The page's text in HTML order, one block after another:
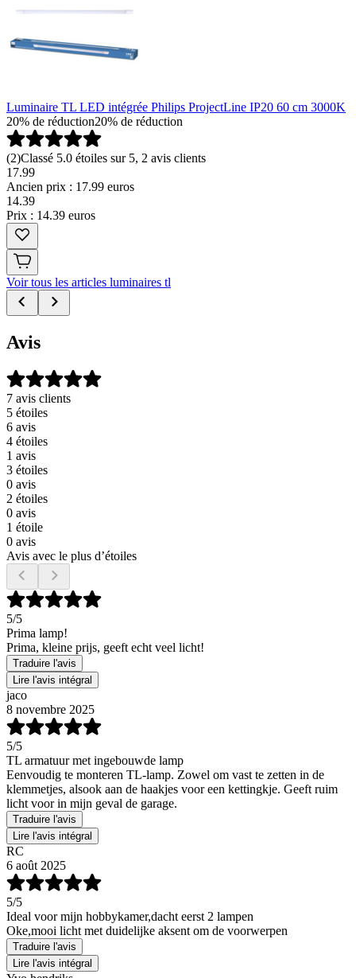
Luminaire TL LED intégrée Philips ProjectLine IP20 60 cm 3000K
20% de réduction20% de réduction
(2)Classé 5.0 étoiles sur 5, 2 avis clients
17.99
Ancien prix : 17.99 euros
14.39
Prix : 14.39 euros
Voir tous les articles luminaires tl
Avis
7 avis clients
5 étoiles
6 avis
4 étoiles
1 avis
3 étoiles
0 avis
2 étoiles
0 avis
1 étoile
0 avis
Avis avec le plus d’étoiles
5/5
Prima lamp!
Prima, kleine prijs, geeft echt veel licht!
Traduire l'avis
Lire l'avis intégral
jaco
8 novembre 2025
5/5
TL armatuur met ingebouwde lamp
Eenvoudig te monteren TL-lamp. Zowel om vast te zetten in de
klemmetjes, alsook aan de haakjes voor een kettingkje. Geeft ruim
licht voor in mijn geval de garage.
Traduire l'avis
Lire l'avis intégral
RC
6 août 2025
5/5
Ideal voor mijn hobbykamer,dacht eerst 2 lampen
Oke,mooi licht met duidelijke aksent om de voorwerpen
Traduire l'avis
Lire l'avis intégral